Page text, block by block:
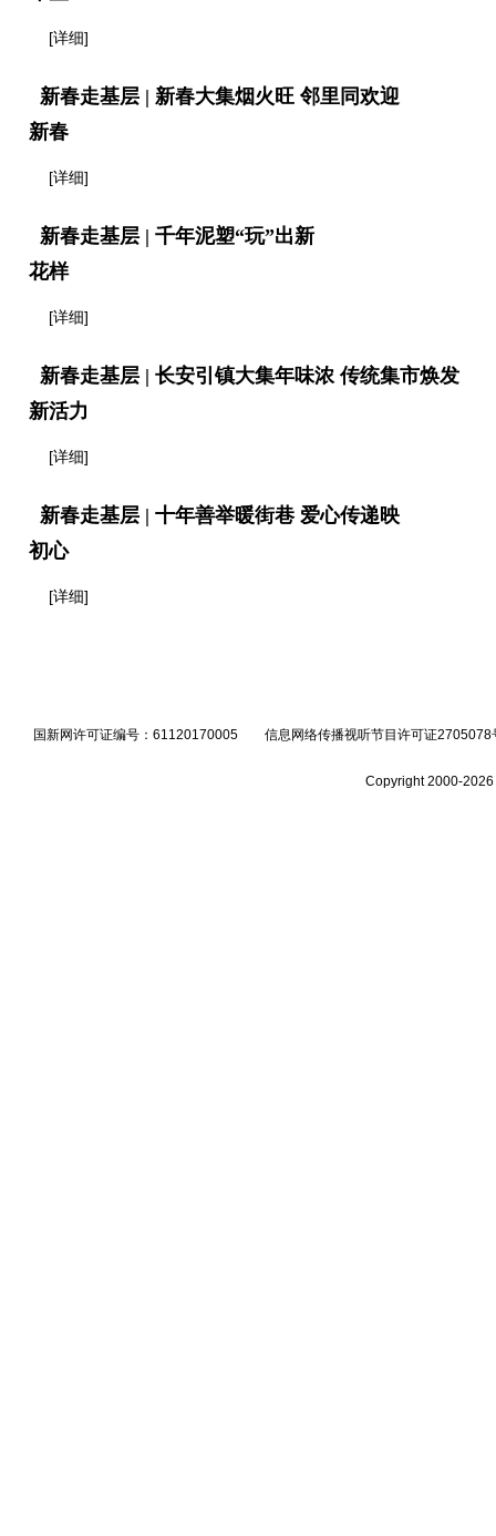
[详细]
新春走基层 | 新春大集烟火旺 邻里同欢迎
新春
[详细]
新春走基层 | 千年泥塑“玩”出新
花样
[详细]
新春走基层 | 长安引镇大集年味浓 传统集市焕发
新活力
[详细]
新春走基层 | 十年善举暖街巷 爱心传递映
初心
[详细]
国新网许可证编号：61120170005 信息网络传播视听节目许可证
Copyright 2000-